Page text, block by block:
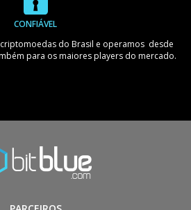
CONFIÁVEL
do Brasil e operamos desde
para os maiores players do mercado.